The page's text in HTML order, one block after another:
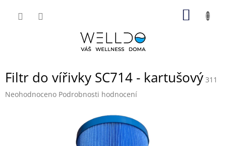
Filtr do vířivky SC714 - kartušový 311
Průměrné
Neohodnoceno Podrobnosti hodnocení